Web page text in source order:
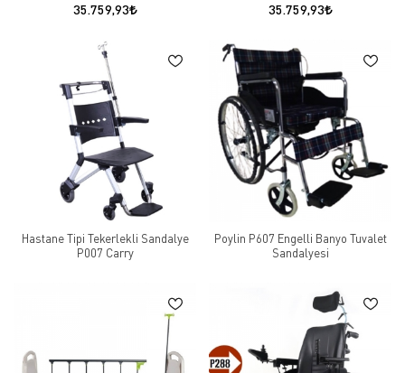
35.759,93 35.759,93
Hastane Tipi Tekerlekli Sandalye
P007 Carry
Poylin P607 Engelli Banyo Tuvalet
Sandalyesi